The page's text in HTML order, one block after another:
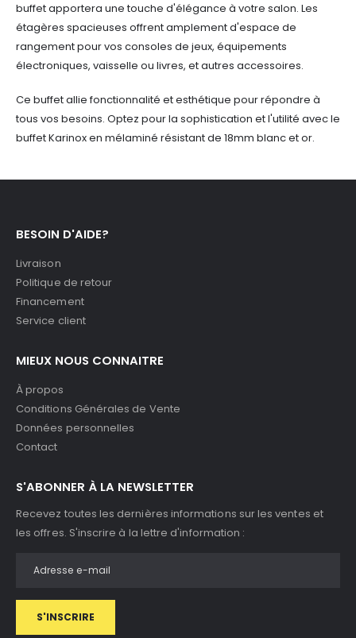
buffet apportera une touche d'élégance à votre salon. Les
étagères spacieuses offrent amplement d'espace de
rangement pour vos consoles de jeux, équipements
électroniques, vaisselle ou livres, et autres accessoires.
Ce buffet allie fonctionnalité et esthétique pour répondre à
tous vos besoins. Optez pour la sophistication et l'utilité avec le
buffet Karinox en mélaminé résistant de 18mm blanc et or.
BESOIN D'AIDE?
Livraison
Politique de retour
Financement
Service client
MIEUX NOUS CONNAITRE
À propos
Conditions Générales de Vente
Données personnelles
Contact
S'ABONNER À LA NEWSLETTER
Recevez toutes les dernières informations sur les ventes et
les offres. S'inscrire à la lettre d'information :
S'INSCRIRE